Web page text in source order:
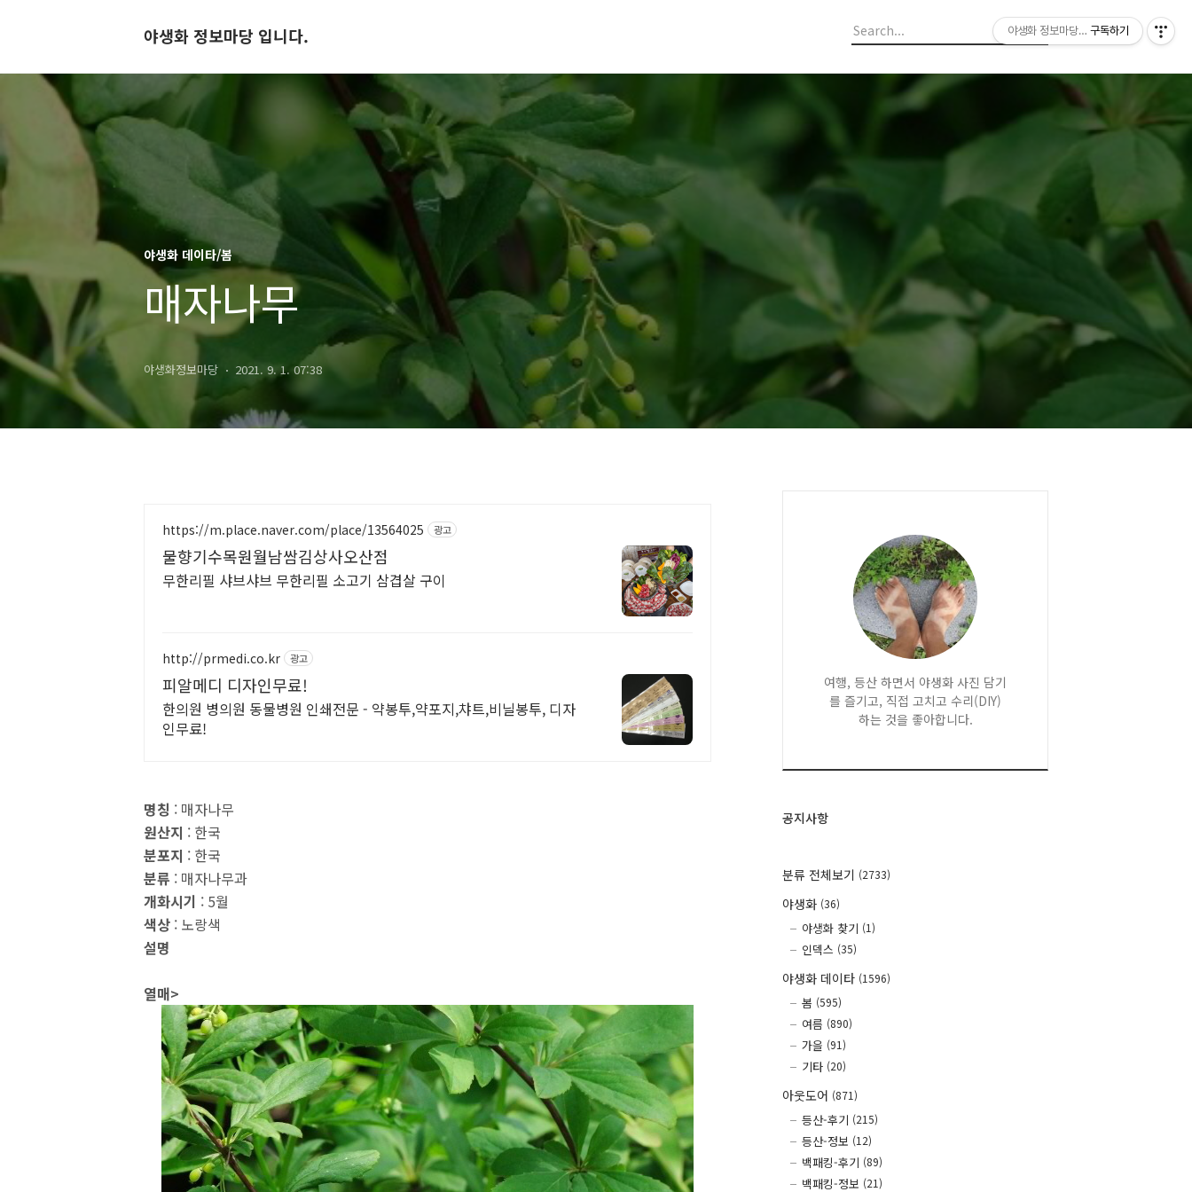
야생화 정보마당 입니다.
야생화 데이타/봄
매자나무
야생화정보마당 2021. 9. 1. 07:38
https://m.place.naver.com/place/13564025 광고
물향기수목원월남쌈김상사오산점
무한리필 샤브샤브 무한리필 소고기 삼겹살 구이
http://prmedi.co.kr 광고
피알메디 디자인무료!
한의원 병의원 동물병원 인쇄전문 - 약봉투,약포지,챠트,비닐봉투, 디자
인무료!
명칭 : 매자나무
원산지 : 한국
분포지 : 한국
분류 : 매자나무과
개화시기 : 5월
색상 : 노랑색
설명
열매>
여행, 등산 하면서 야생화 사진 담기
를 즐기고, 직접 고치고 수리(DIY)
하는 것을 좋아합니다.
공지사항
분류 전체보기 (2733)
야생화 (36)
야생화 찾기 (1)
인덱스 (35)
야생화 데이타 (1596)
봄 (595)
여름 (890)
가을 (91)
기타 (20)
아웃도어 (871)
등산-후기 (215)
등산-정보 (12)
백패킹-후기 (89)
백패킹-정보 (21)
야생화 정보마당 입니다.
구독하기